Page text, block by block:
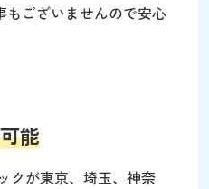
もございませんので安心
能
クが東京、埼玉、神奈